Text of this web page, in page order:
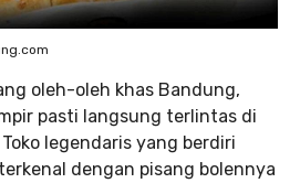
oleh-oleh khas Bandung,
pasti langsung terlintas di
legendaris yang berdiri
dengan pisang bolennya